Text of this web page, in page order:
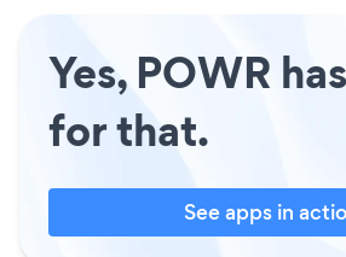
Yes, POWR
for that.
See apps in